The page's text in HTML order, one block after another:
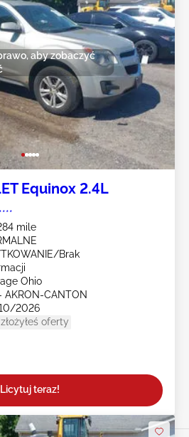
aby zobaczyć
Equinox 2.4L
mile
Brak
Ohio
AKRON-CANTON
2026
oferty
Licytuj teraz!